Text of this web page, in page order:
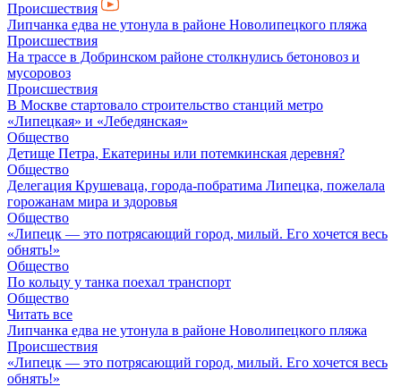
Происшествия
Липчанка едва не утонула в районе Новолипецкого пляжа
Происшествия
На трассе в Добринском районе столкнулись бетоновоз и
мусоровоз
Происшествия
В Москве стартовало строительство станций метро
«Липецкая» и «Лебедянская»
Общество
Детище Петра, Екатерины или потемкинская деревня?
Общество
Делегация Крушеваца, города-побратима Липецка, пожелала
горожанам мира и здоровья
Общество
«Липецк — это потрясающий город, милый. Его хочется весь
обнять!»
Общество
По кольцу у танка поехал транспорт
Общество
Читать все
Липчанка едва не утонула в районе Новолипецкого пляжа
Происшествия
«Липецк — это потрясающий город, милый. Его хочется весь
обнять!»